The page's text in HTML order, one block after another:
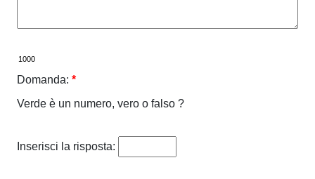
Domanda: *
Verde è un numero, vero o falso ?
Inserisci la risposta: